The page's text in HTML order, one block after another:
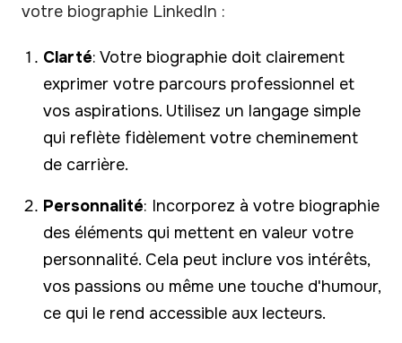
votre biographie LinkedIn :
Clarté: Votre biographie doit clairement
exprimer votre parcours professionnel et
vos aspirations. Utilisez un langage simple
qui reflète fidèlement votre cheminement
de carrière.
Personnalité: Incorporez à votre biographie
des éléments qui mettent en valeur votre
personnalité. Cela peut inclure vos intérêts,
vos passions ou même une touche d'humour,
ce qui le rend accessible aux lecteurs.